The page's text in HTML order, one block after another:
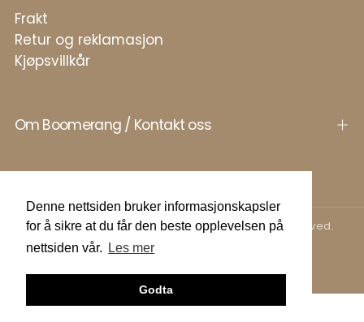
Denne nettsiden bruker informasjonskapsler
for å sikre at du får den beste opplevelsen på
nettsiden vår.
Les mer
Godta
Frakt
Retur og reklamasjon
Kjøpsvillkår
Om Boomerang / Kontakt oss
Copyright © 2026 Boomerang AS. All rights reserved.
Betalingsmetoder